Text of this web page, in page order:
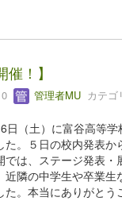
催！】
管理者MU カテゴ
日（土）に富谷高等学
た。５日の校内発表か
では、ステージ発表・
近隣の中学生や卒業生
。本当にありがとう